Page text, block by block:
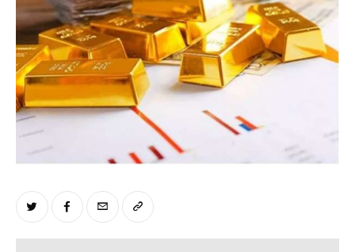
Climate
Markets
Tech